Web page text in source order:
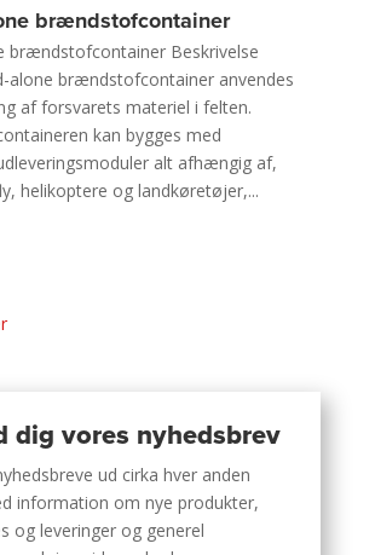
brændstofcontainer
brændstofcontainer Beskrivelse
alone brændstofcontainer anvendes
af forsvarets materiel i felten.
kan bygges med
alt afhængig af,
helikoptere og landkøretøjer,...
dig vores nyhedsbrev
ud cirka hver anden
information om nye produkter,
og leveringer og generel